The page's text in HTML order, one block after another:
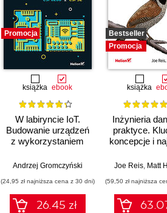
Promocja
książka ebook
W labiryncie IoT.
Budowanie urządzeń
z wykorzystaniem
ESP32
Andrzej Gromczyński
(24,95 zł najniższa cena z 30 dni)
26.45 zł
Bestseller
Promocja
książka
Inżynieria
praktyce.
koncepcje i
Joe Reis, Matt
(59,50 zł najniższa